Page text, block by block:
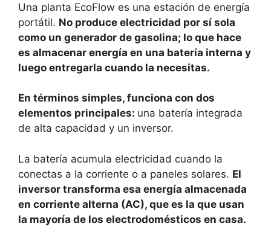
Una planta EcoFlow es una estación de energía
portátil. No produce electricidad por sí sola
como un generador de gasolina; lo que hace
es almacenar energía en una batería interna y
luego entregarla cuando la necesitas.
En términos simples, funciona con dos
elementos principales: una batería integrada
de alta capacidad y un inversor.
La batería acumula electricidad cuando la
conectas a la corriente o a paneles solares. El
inversor transforma esa energía almacenada
en corriente alterna (AC), que es la que usan
la mayoría de los electrodomésticos en casa.